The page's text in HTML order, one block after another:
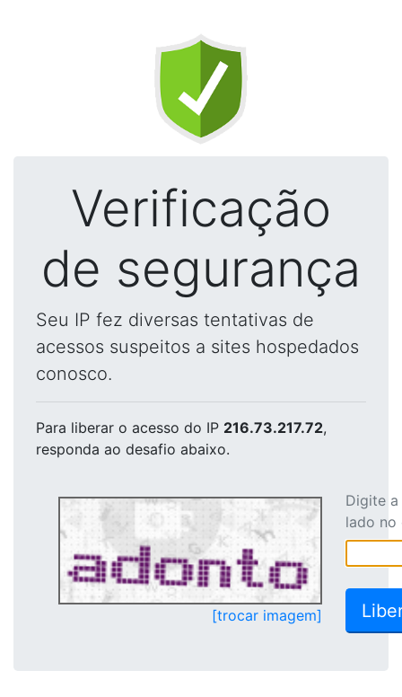
Verificação
de segurança
Seu IP fez diversas tentativas de
acessos suspeitos a sites hospedados
conosco.
Para liberar o acesso do IP 216.73.217.72,
responda ao desafio abaixo.
[trocar imagem]
Digite
lado no